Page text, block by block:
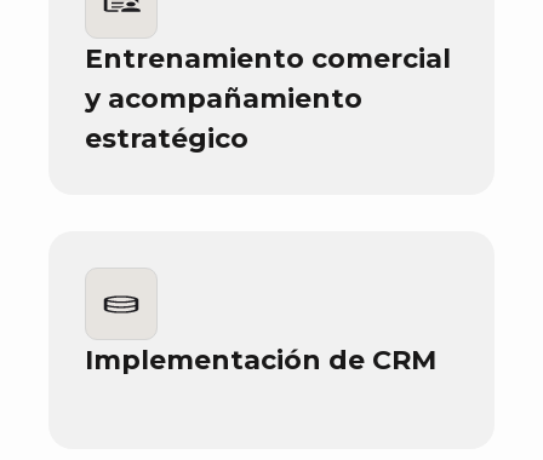
Entrenamiento comercial
y acompañamiento
estratégico
Implementación de CRM